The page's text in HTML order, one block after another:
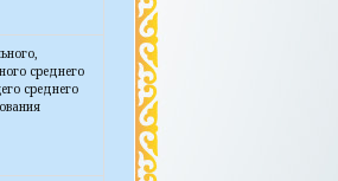
среднего
среднего